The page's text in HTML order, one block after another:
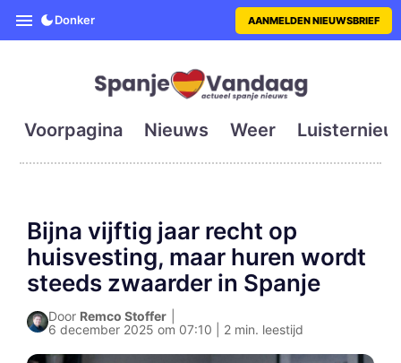
SpanjeVandaag is de eerste
Donker AANMELDEN NIEUWSBRIEF
Voorpagina Nieuws Weer
Bijna vijftig jaar recht op
huisvesting, maar huren wordt
steeds zwaarder in Spanje
Door Remco Stoffer
6 december 2025 om 07:10 | 2 min. leestijd